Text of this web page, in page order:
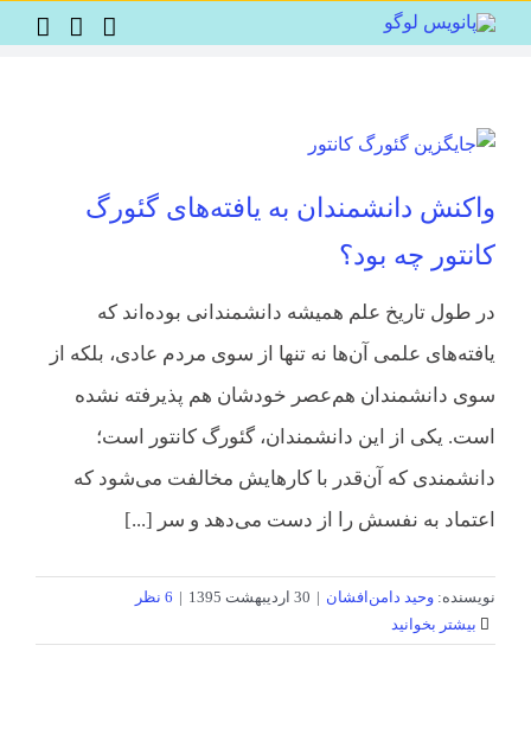
to
واکنش دانشمندان به یافته‌های گئورگ
کانتور چه بود؟
در طول تاریخ علم همیشه دانشمندانی بوده‌اند که
یافته‌های علمی آن‌ها نه تنها از سوی مردم عادی، بلکه از
سوی دانشمندان هم‌عصر خودشان هم پذیرفته نشده
است. یکی از این دانشمندان، گئورگ کانتور است؛
دانشمندی که آن‌قدر با کارهایش مخالفت می‌شود که
اعتماد به نفسش را از دست می‌دهد و سر [...]
نویسنده: وحید دامن‌افشان | 30 اردیبهشت 1395 | 6 نظر
بیشتر بخوانید